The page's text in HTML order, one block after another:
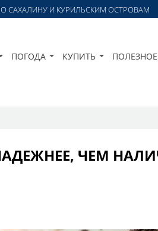
САХАЛИНУ И КУРИЛЬСКИМ ОСТРОВАМ
ПОГОДА КУПИТЬ ПОЛЕЗНОЕ
ЧЕМ